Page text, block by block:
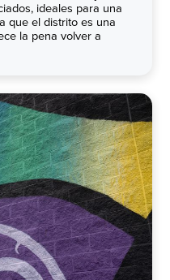
ideales para una
que el distrito es una
la pena volver a